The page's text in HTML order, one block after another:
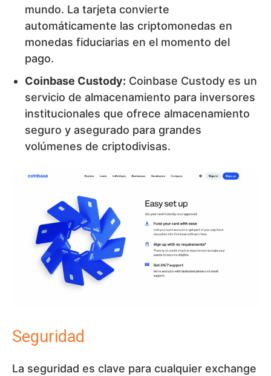
mundo. La tarjeta convierte
automáticamente las criptomonedas en
monedas fiduciarias en el momento del
pago.
Coinbase Custody: Coinbase Custody es un
servicio de almacenamiento para inversores
institucionales que ofrece almacenamiento
seguro y asegurado para grandes
volúmenes de criptodivisas.
Seguridad
La seguridad es clave para cualquier exchange